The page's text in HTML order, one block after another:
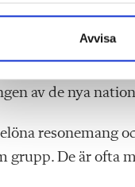
Avvisa
pojkarna när de
av de nya
resonemang
grupp. De är ofta